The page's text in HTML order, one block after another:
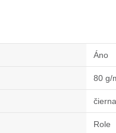
Áno
80 g/
čierna
Role